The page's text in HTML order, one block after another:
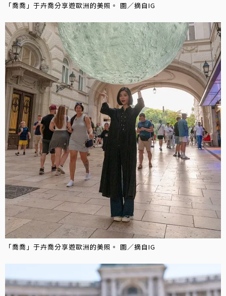
「喬喬」于卉喬分享遊歐洲的美照。 圖／摘自IG
「喬喬」于卉喬分享遊歐洲的美照。 圖／摘自IG